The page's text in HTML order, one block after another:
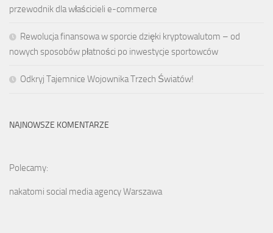
przewodnik dla właścicieli e-commerce
Rewolucja finansowa w sporcie dzięki kryptowalutom – od
nowych sposobów płatności po inwestycje sportowców
Odkryj Tajemnice Wojownika Trzech Światów!
NAJNOWSZE KOMENTARZE
Polecamy:
nakatomi social media agency Warszawa